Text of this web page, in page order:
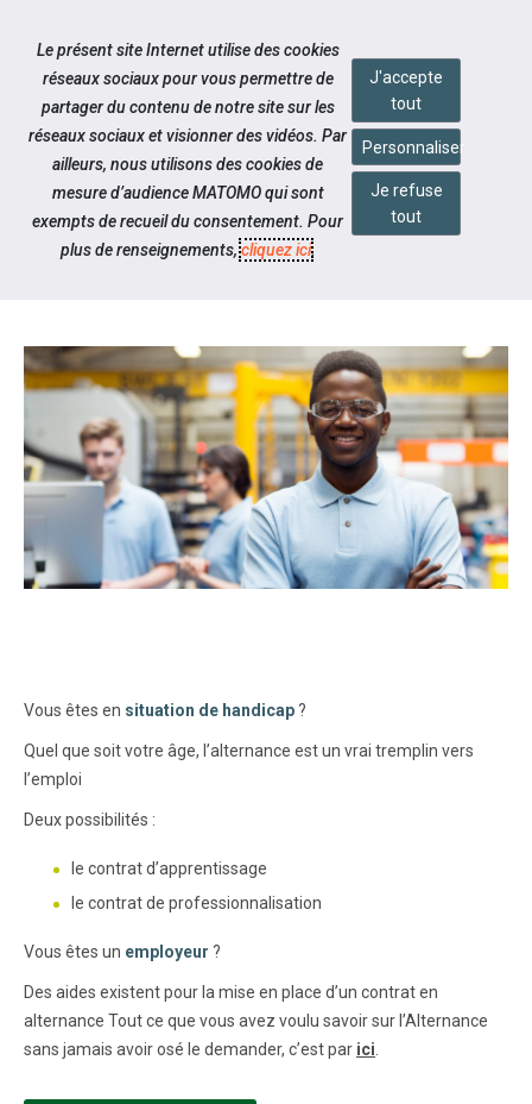
Aller au contenu
Notre actualité
L'ALTERNANCE, POURQUOI PAS
Vous êtes en situation de handicap ?
Quel que soit votre âge, l’alternance est un vrai tremplin vers
l’emploi
Deux possibilités :
le contrat d’apprentissage
le contrat de professionnalisation
Vous êtes un employeur ?
Des aides existent pour la mise en place d’un contrat en
alternance Tout ce que vous avez voulu savoir sur l’Alternance
sans jamais avoir osé le demander, c’est par ici
Le présent site Internet utilise des cookies
réseaux sociaux pour vous permettre de
partager du contenu de notre site sur les
réseaux sociaux et visionner des vidéos. Par
ailleurs, nous utilisons des cookies de
mesure d’audience MATOMO qui sont
exempts de recueil du consentement. Pour
plus de renseignements,cliquez ici.
J'accepte
tout
Personnaliser
Je refuse
tout